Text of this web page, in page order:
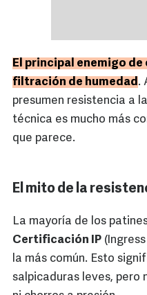
El principal enemigo
filtración de humedad.
presumen resistencia a
técnica es mucho más
que parece.
El mito de la
La mayoría de los
Certificación IP
la más común. Esto
salpicaduras leves, pero